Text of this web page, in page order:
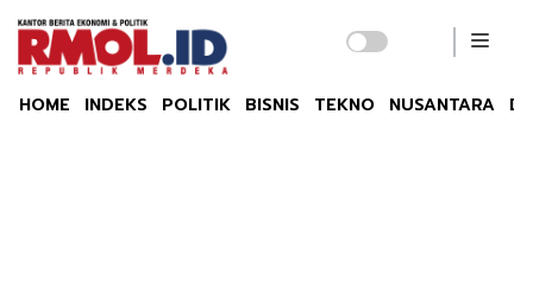
HOME INDEKS POLITIK BISNIS TEKNO NUSANTARA